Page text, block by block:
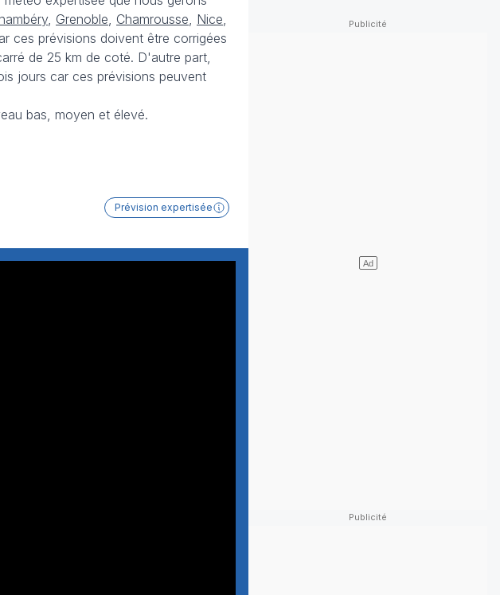
, Grenoble, Chamrousse, Nice,
ces prévisions doivent être corrigées
de 25 km de coté. D'autre part,
jours car ces prévisions peuvent
bas, moyen et élevé.
Prévision expertisée